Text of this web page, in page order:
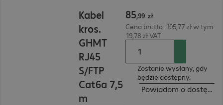
Kabel
kros.
GHMT
RJ45
S/FTP
Cat6a 7,5
m
85,99 zł
Cena brutto: 105,77 zł w tym
19,78 zł VAT
Zostanie wysłany, gdy
będzie dostępny.
Powiadom o